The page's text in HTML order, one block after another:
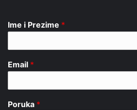
Ime i Prezime *
Email *
Poruka *